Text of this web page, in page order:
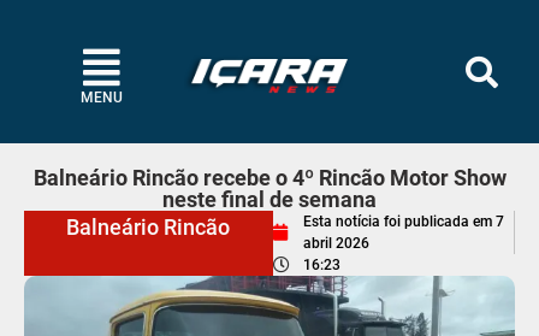
MENU
Balneário Rincão recebe o 4º Rincão Motor Show
neste final de semana
Balneário Rincão
Esta notícia foi publicada em 7
abril 2026
16:23